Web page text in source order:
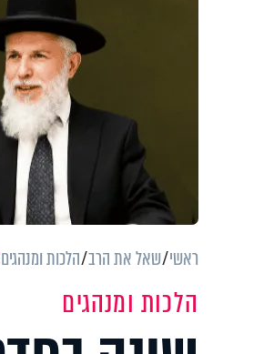
ראשי שאל את הרב הלכות ומנהגים
הלכות ומנהגים